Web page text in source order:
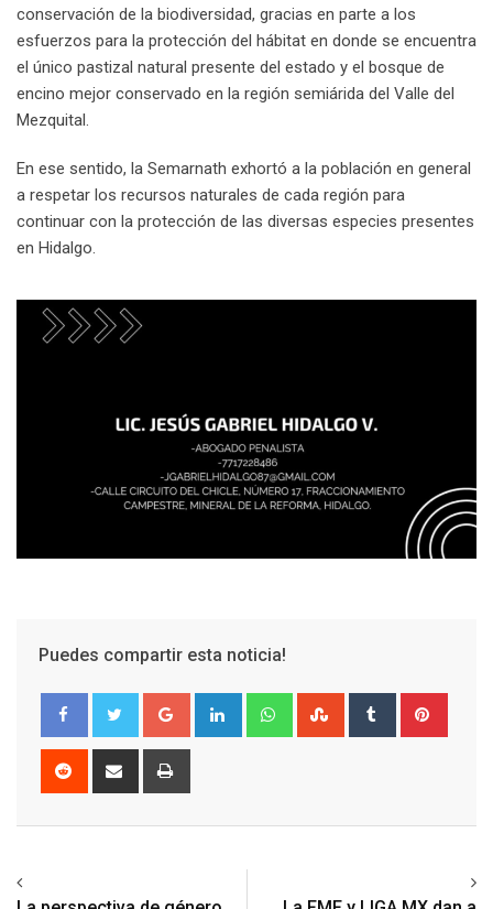
conservación de la biodiversidad, gracias en parte a los
esfuerzos para la protección del hábitat en donde se encuentra
el único pastizal natural presente del estado y el bosque de
encino mejor conservado en la región semiárida del Valle del
Mezquital.
En ese sentido, la Semarnath exhortó a la población en general
a respetar los recursos naturales de cada región para
continuar con la protección de las diversas especies presentes
en Hidalgo.
Puedes compartir esta noticia!
Google+ LinkedIn WhatsappStumbleUpon
Tumblr
Reddit
Share